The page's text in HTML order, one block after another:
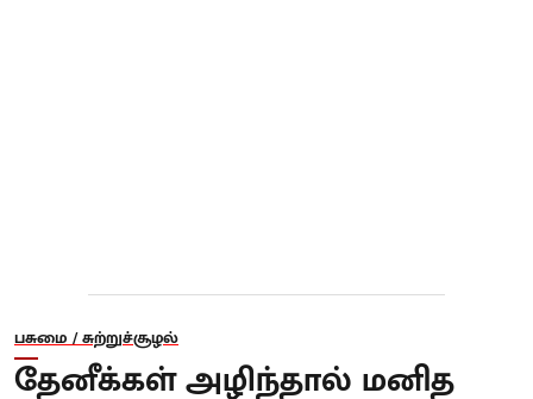
பசுமை / சுற்றுச்சூழல்
தேனீக்கள் அழிந்தால் மனித